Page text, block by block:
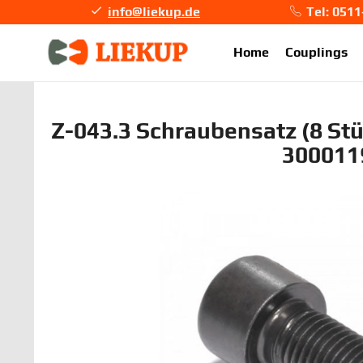
info@liekup.de
Tel:
Home
Couplings
Z-043.3 Schraubensatz (8